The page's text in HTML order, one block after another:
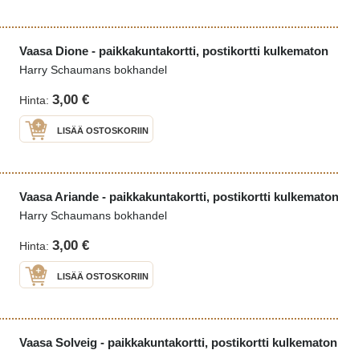
Vaasa Dione - paikkakuntakortti, postikortti kulkematon
Harry Schaumans bokhandel
Hinta: 3,00 €
LISÄÄ OSTOSKORIIN
Vaasa Ariande - paikkakuntakortti, postikortti kulkematon
Harry Schaumans bokhandel
Hinta: 3,00 €
LISÄÄ OSTOSKORIIN
Vaasa Solveig - paikkakuntakortti, postikortti kulkematon